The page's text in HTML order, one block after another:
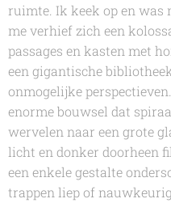
ruimte. Ik keek op en was
me verhief zich een
passages en kasten met
een gigantische
onmogelijke
enorme bouwsel dat
wervelen naar een grote
licht en donker doorheen
een enkele gestalte
trappen liep of